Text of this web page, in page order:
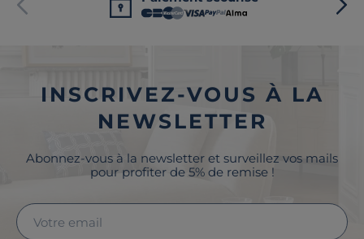
INSCRIVEZ-VOUS À LA
NEWSLETTER
Abonnez-vous à la newsletter et surveillez vos mails
pour profiter de 5% de remise !